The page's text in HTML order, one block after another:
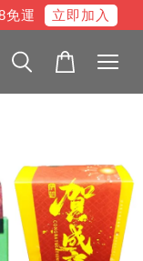
免運 立即加入